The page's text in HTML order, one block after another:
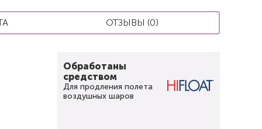
ОТЗЫВЫ (0)
Обработаны
средством
Для продления полета
воздушных шаров